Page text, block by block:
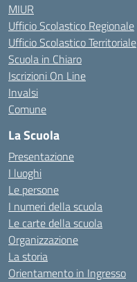
MIUR
Ufficio Scolastico Regionale
Ufficio Scolastico Territoriale
Scuola in Chiaro
Iscrizioni On Line
Invalsi
Comune
La Scuola
Presentazione
I luoghi
Le persone
I numeri della scuola
Le carte della scuola
Organizzazione
La storia
Orientamento in Ingresso